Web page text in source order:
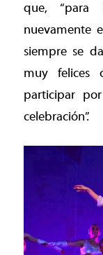
que, “para
nuevamente
siempre se
muy felices
participar
celebración”.